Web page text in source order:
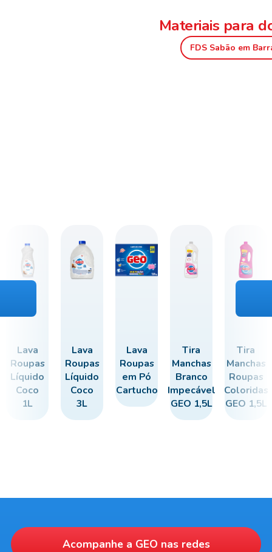
Materiais para
FDS Sabão em
Lava
Roupas
Líquido
Coco
1L
Lava
Roupas
Líquido
Coco
3L
Lava
Roupas
em Pó
Cartucho
Tira
Manchas
Branco
Impecável
GEO 1,5L
Tira
Manchas
Roupas
Coloridas
GEO 1,5L
Acompanhe a GEO nas redes